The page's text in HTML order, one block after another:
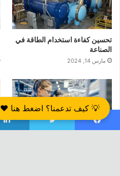
💡 كيف تدعمنا؟ اضغط هنا ❤️
تحسين كفاءة استخدام الطاقة في
الصناعة
مارس 14, 2024
فيسبوك تويتر لينكدإن